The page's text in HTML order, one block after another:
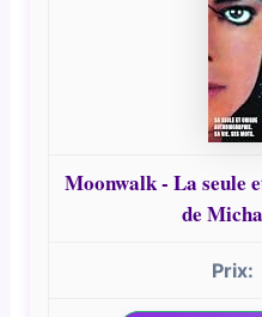
Moonwalk - La seule
de